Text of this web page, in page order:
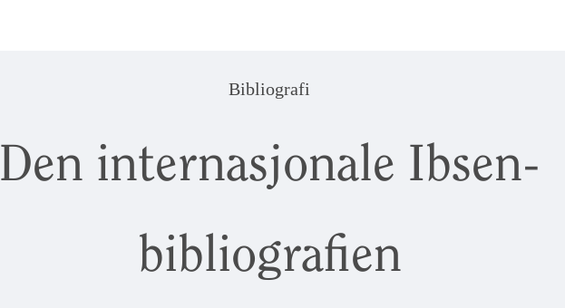
Bibliografi
Den internasjonale Ibsen-
bibliografien